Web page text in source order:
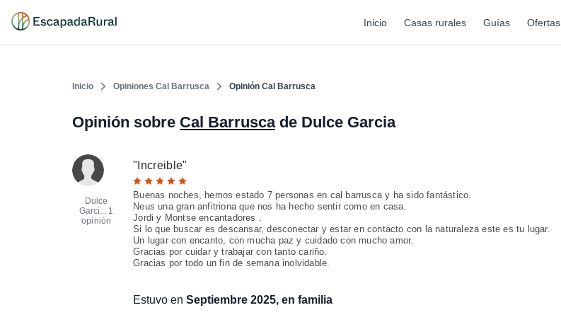
Inicio Casas rurales Guías Ofertas
Inicio Opiniones Cal Barrusca Opinión Cal Barrusca
Opinión sobre Cal Barruscade Dulce Garcia
Dulce
Garci... 1
opinión
" Increible"
Buenas noches, hemos estado 7 personas en cal barrusca y ha sido fantástico.
Neus una gran anfitriona que nos ha hecho sentir como en casa.
Jordi y Montse encantadores .
Si lo que buscar es descansar, desconectar y estar en contacto con la naturaleza este es tu lugar.
Un lugar con encanto, con mucha paz y cuidado con mucho amor.
Gracias por cuidar y trabajar con tanto cariño.
Gracias por todo un fin de semana inolvidable.
Estuvo enSeptiembre 2025, en familia